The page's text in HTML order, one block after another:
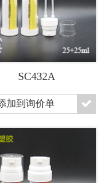
SC432A
加到询价单